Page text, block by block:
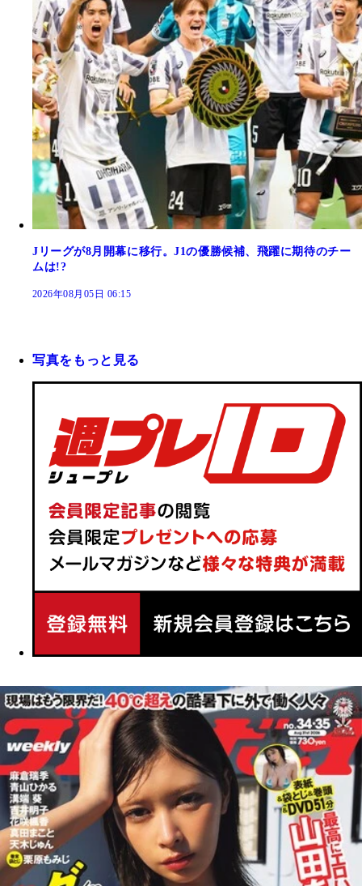
Jリーグが8月開幕に移行。J1の優勝候補、飛躍に期待のチー
ムは!?
2026年08月05日 06:15
写真をもっと見る